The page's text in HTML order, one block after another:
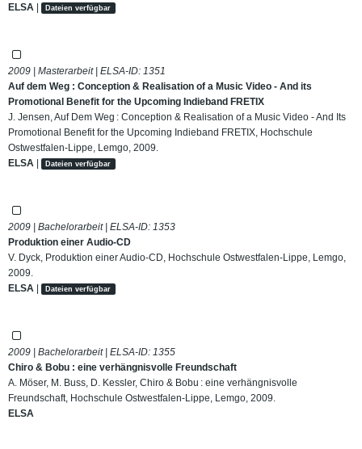
ELSA | Dateien verfügbar
2009 | Masterarbeit | ELSA-ID: 1351
Auf dem Weg : Conception & Realisation of a Music Video - And its
Promotional Benefit for the Upcoming Indieband FRETIX
J. Jensen, Auf Dem Weg : Conception & Realisation of a Music Video - And Its
Promotional Benefit for the Upcoming Indieband FRETIX, Hochschule
Ostwestfalen-Lippe, Lemgo, 2009.
ELSA | Dateien verfügbar
2009 | Bachelorarbeit | ELSA-ID: 1353
Produktion einer Audio-CD
V. Dyck, Produktion einer Audio-CD, Hochschule Ostwestfalen-Lippe, Lemgo,
2009.
ELSA | Dateien verfügbar
2009 | Bachelorarbeit | ELSA-ID: 1355
Chiro & Bobu : eine verhängnisvolle Freundschaft
A. Möser, M. Buss, D. Kessler, Chiro & Bobu : eine verhängnisvolle
Freundschaft, Hochschule Ostwestfalen-Lippe, Lemgo, 2009.
ELSA